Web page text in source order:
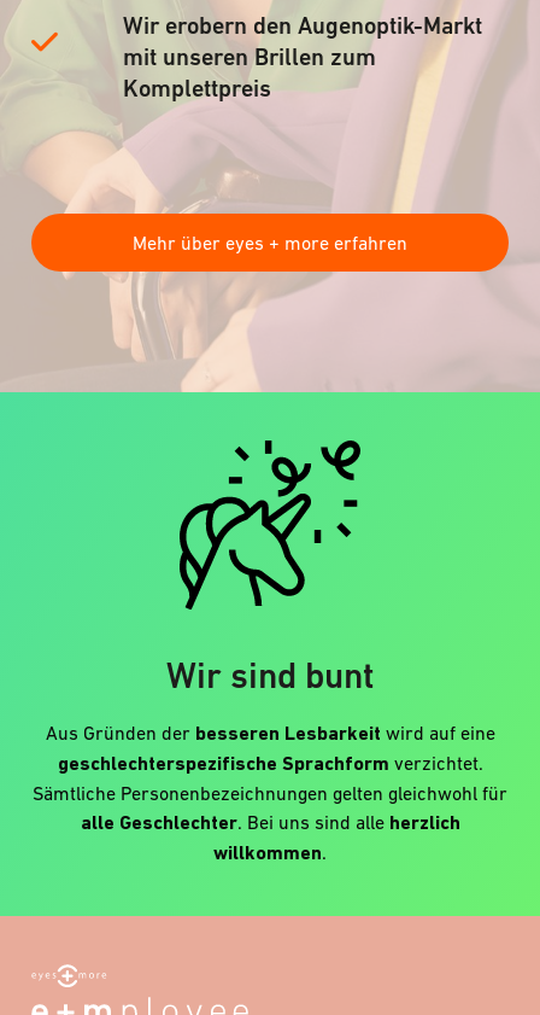
Wir erobern den Augenoptik-Markt
mit unseren Brillen zum
Komplettpreis
Mehr über eyes + more erfahren
Wir sind bunt
Aus Gründen der besseren Lesbarkeit wird auf eine
geschlechterspezifische Sprachform verzichtet.
Sämtliche Personenbezeichnungen gelten gleichwohl für
alle Geschlechter. Bei uns sind alle herzlich
willkommen.